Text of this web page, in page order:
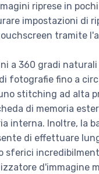
riprese in
impostazioni di
tramite
a 360 gradi
fotografie fino a
stitching ad alta
di memoria
interna. Inoltre, la
di effettuare
sferici
d'immagine